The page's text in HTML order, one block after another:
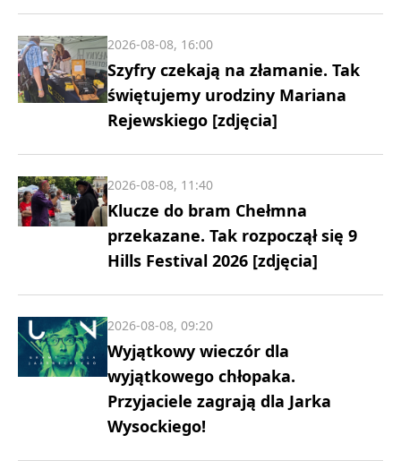
Szyfry czekają na złamanie. Tak
świętujemy urodziny Mariana
Rejewskiego [zdjęcia]
2026-08-08, 16:00
Klucze do bram Chełmna
przekazane. Tak rozpoczął się 9
Hills Festival 2026 [zdjęcia]
2026-08-08, 11:40
Wyjątkowy wieczór dla
wyjątkowego chłopaka.
Przyjaciele zagrają dla Jarka
Wysockiego!
2026-08-08, 09:20